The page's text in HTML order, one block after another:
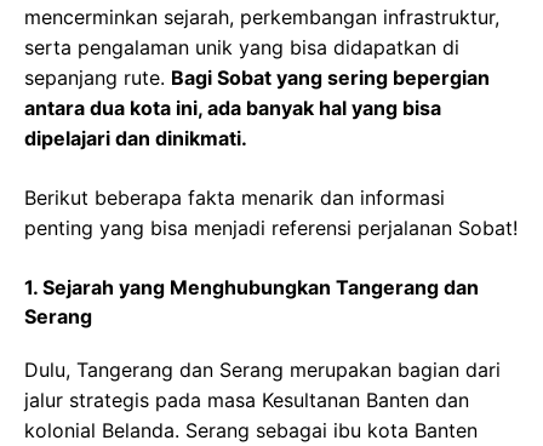
mencerminkan sejarah, perkembangan infrastruktur,
serta pengalaman unik yang bisa didapatkan di
sepanjang rute. Bagi Sobat yang sering bepergian
antara dua kota ini, ada banyak hal yang bisa
dipelajari dan dinikmati.
Berikut beberapa fakta menarik dan informasi
penting yang bisa menjadi referensi perjalanan Sobat!
1. Sejarah yang Menghubungkan Tangerang dan
Serang
Dulu, Tangerang dan Serang merupakan bagian dari
jalur strategis pada masa Kesultanan Banten dan
kolonial Belanda. Serang sebagai ibu kota Banten